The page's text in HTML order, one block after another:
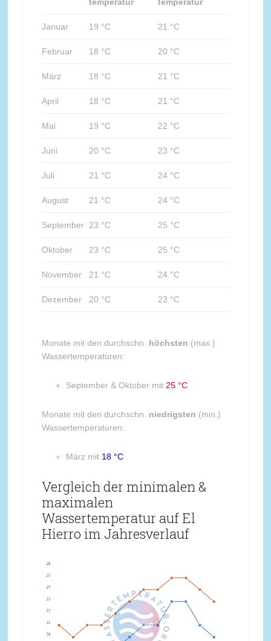
temperatur temperatur
Januar 19 °C 21 °C
Februar 18 °C 20 °C
März 18 °C 21 °C
April 18 °C 21 °C
Mai 19 °C 22 °C
Juni 20 °C 23 °C
Juli 21 °C 24 °C
August 21 °C 24 °C
September 23 °C 25 °C
Oktober 23 °C 25 °C
November 21 °C 24 °C
Dezember 20 °C 23 °C
Monate mit den durchschn. höchsten (max.)
Wassertemperaturen:
September & Oktober mit 25 °C
Monate mit den durchschn. niedrigsten (min.)
Wassertemperaturen:
März mit 18 °C
Vergleich der minimalen &
maximalen
Wassertemperatur auf El
Hierro im Jahresverlauf